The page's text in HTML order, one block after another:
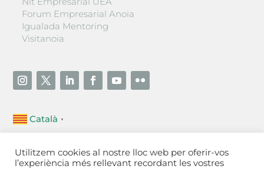
Forum Empresarial Anoia
Igualada Mentoring
Visitanoia
Català ▼
Unió Empresarial de l’Anoia (UEA)
Ctra. de Manresa, 131, 08700 – Igualada (Barcelona)
Utilitzem cookies al nostre lloc web per oferir-vos
l’experiència més rellevant recordant les vostres